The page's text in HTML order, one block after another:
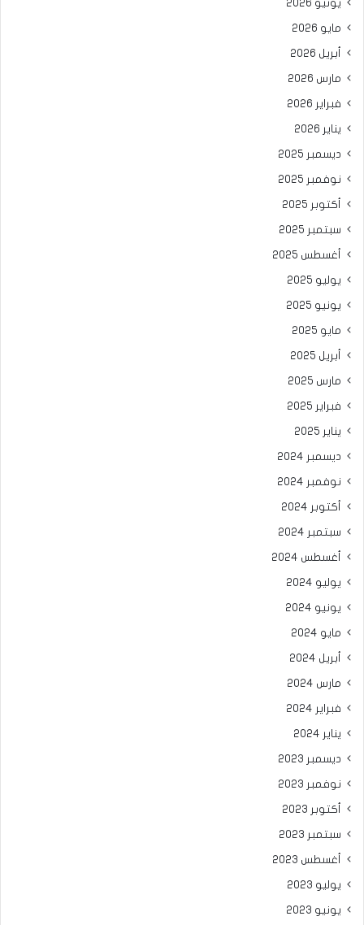
يونيو 2026
مايو 2026
أبريل 2026
مارس 2026
فبراير 2026
يناير 2026
ديسمبر 2025
نوفمبر 2025
أكتوبر 2025
سبتمبر 2025
أغسطس 2025
يوليو 2025
يونيو 2025
مايو 2025
أبريل 2025
مارس 2025
فبراير 2025
يناير 2025
ديسمبر 2024
نوفمبر 2024
أكتوبر 2024
سبتمبر 2024
أغسطس 2024
يوليو 2024
يونيو 2024
مايو 2024
أبريل 2024
مارس 2024
فبراير 2024
يناير 2024
ديسمبر 2023
نوفمبر 2023
أكتوبر 2023
سبتمبر 2023
أغسطس 2023
يوليو 2023
يونيو 2023